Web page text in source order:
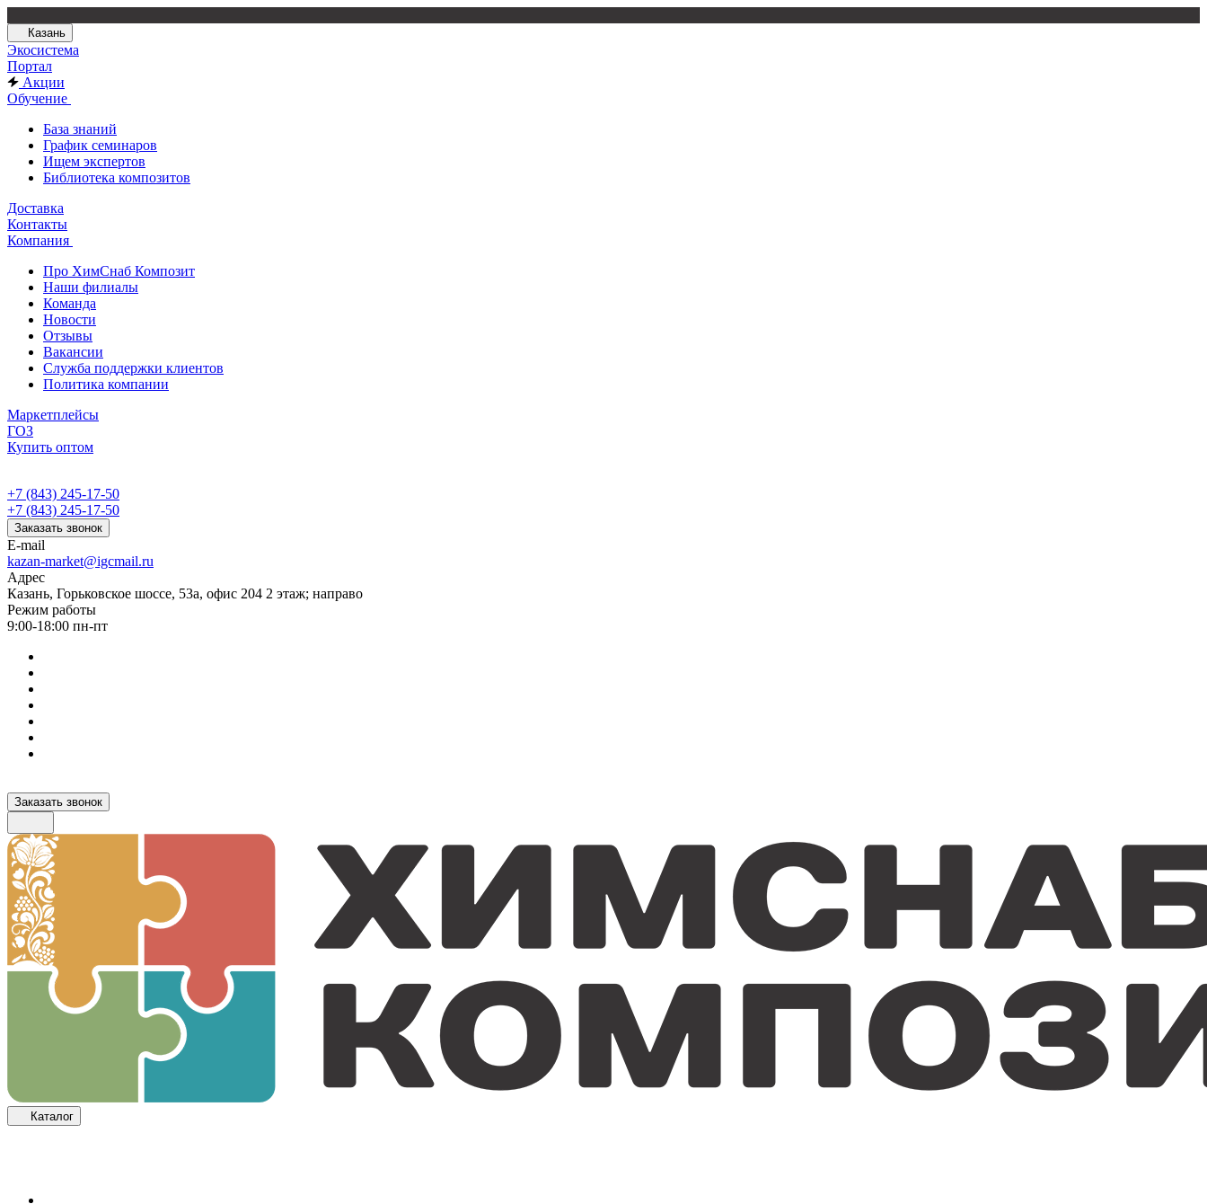
Казань
Экосистема
Портал
Акции
Обучение
База знаний
График семинаров
Ищем экспертов
Библиотека композитов
Доставка
Контакты
Компания
Про ХимСнаб Композит
Наши филиалы
Команда
Новости
Отзывы
Вакансии
Служба поддержки клиентов
Политика компании
Маркетплейсы
ГОЗ
Купить оптом
+7 (843) 245-17-50
+7 (843) 245-17-50
Заказать звонок
E-mail
kazan-market@igcmail.ru
Адрес
Казань, ​Горьковское шоссе, 53а, офис 204 2 этаж; направо
Режим работы
9:00-18:00 пн-пт
Заказать звонок
Каталог